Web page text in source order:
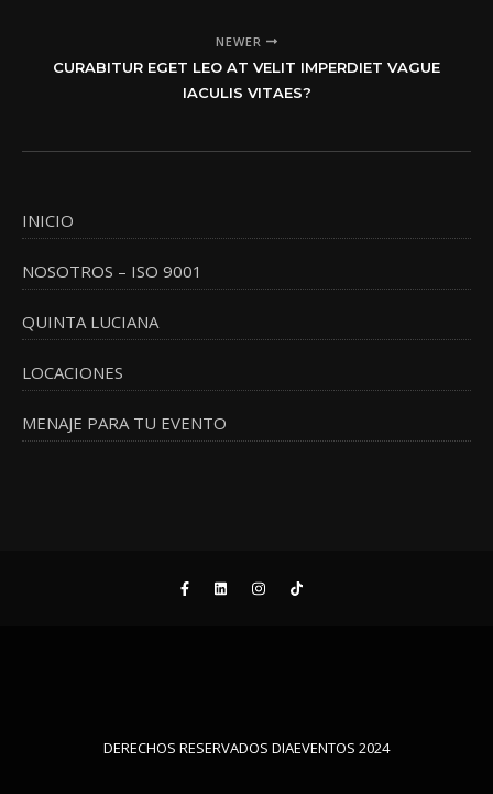
NEWER
CURABITUR EGET LEO AT VELIT IMPERDIET VAGUE
IACULIS VITAES?
INICIO
NOSOTROS – ISO 9001
QUINTA LUCIANA
LOCACIONES
MENAJE PARA TU EVENTO
DERECHOS RESERVADOS DIAEVENTOS 2024